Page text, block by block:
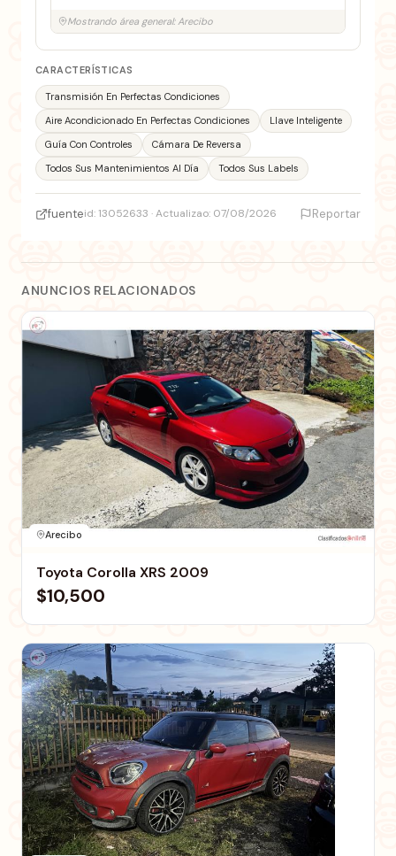
Mostrando área general: Arecibo
CARACTERÍSTICAS
Transmisión En Perfectas Condiciones
Aire Acondicionado En Perfectas Condiciones
Llave Inteligente
Guía Con Controles
Cámara De Reversa
Todos Sus Mantenimientos Al Día
Todos Sus Labels
fuenteid: 13052633 · Actualizao: 07/08/2026 Reportar
ANUNCIOS RELACIONADOS
Arecibo
Toyota Corolla XRS 2009
$10,500